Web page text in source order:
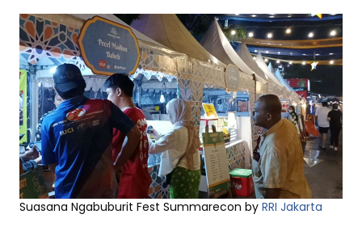
Suasana Ngabuburit Fest Summarecon by RRI Jakarta